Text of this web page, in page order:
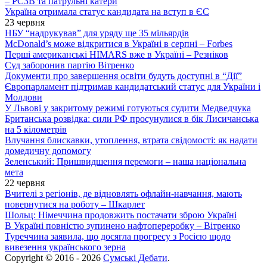
Україна отримала статус кандидата на вступ в ЄС
23 червня
НБУ “надрукував” для уряду ще 35 мільярдів
McDonald’s може відкритися в Україні в серпні – Forbes
Перші американські HIMARS вже в Україні – Резніков
Суд заборонив партію Вітренко
Документи про завершення освіти будуть доступні в “Дії”
Європарламент підтримав кандидатський статус для України і
Молдови
У Львові у закритому режимі готуються судити Медведчука
Британська розвідка: сили РФ просунулися в бік Лисичанська
на 5 кілометрів
Влучання блискавки, утоплення, втрата свідомості: як надати
домедичну допомогу
Зеленський: Пришвидшення перемоги – наша національна
мета
22 червня
Вчителі з регіонів, де відновлять офлайн-навчання, мають
повернутися на роботу – Шкарлет
Шольц: Німеччина продовжить постачати зброю Україні
В Україні повністю зупинено нафтопереробку – Вітренко
Туреччина заявила, що досягла прогресу з Росією щодо
вивезення українського зерна
Copyright © 2016 - 2026 Сумські Дебати.